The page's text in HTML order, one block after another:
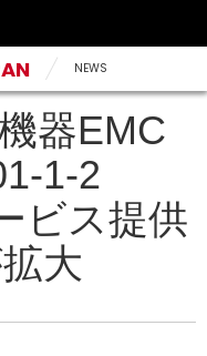
NEWS
器EMC
1-2
ビス提供
大